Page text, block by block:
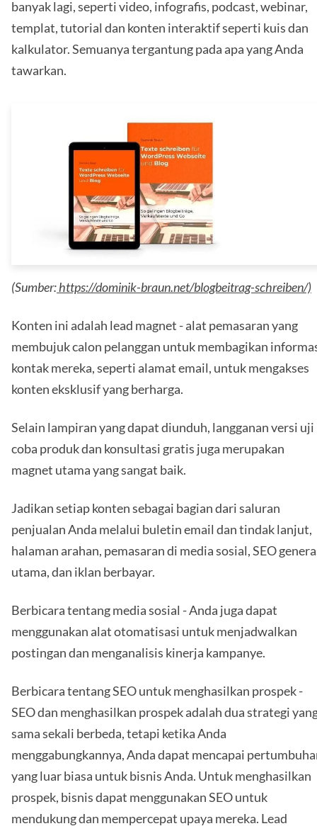
banyak lagi, seperti video, infografis, podcast, webinar,
templat, tutorial dan konten interaktif seperti kuis dan
kalkulator. Semuanya tergantung pada apa yang Anda
tawarkan.
(Sumber:https://dominik-braun.net/blogbeitrag-schreiben/)
Konten ini adalah lead magnet - alat pemasaran yang
membujuk calon pelanggan untuk membagikan
kontak mereka, seperti alamat email, untuk mengakses
konten eksklusif yang berharga.
Selain lampiran yang dapat diunduh, langganan versi uji
coba produk dan konsultasi gratis juga merupakan
magnet utama yang sangat baik.
Jadikan setiap konten sebagai bagian dari saluran
penjualan Anda melalui buletin email dan tindak lanjut,
halaman arahan, pemasaran di media sosial, SEO
utama, dan iklan berbayar.
Berbicara tentang media sosial - Anda juga dapat
menggunakan alat otomatisasi untuk menjadwalkan
postingan dan menganalisis kinerja kampanye.
Berbicara tentang SEO untuk menghasilkan prospek -
SEO dan menghasilkan prospek adalah dua strategi
sama sekali berbeda, tetapi ketika Anda
menggabungkannya, Anda dapat mencapai
yang luar biasa untuk bisnis Anda. Untuk menghasilkan
prospek, bisnis dapat menggunakan SEO untuk
mendukung dan mempercepat upaya mereka. Lead